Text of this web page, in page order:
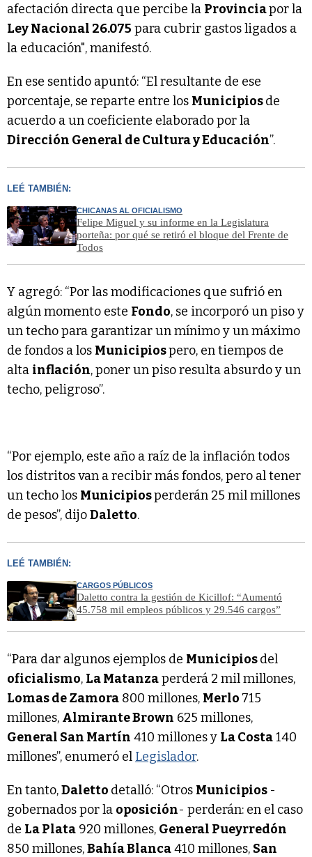
afectación directa que percibe la Provinciapor la
Ley Nacional 26.075 para cubrir gastos ligados a
la educación", manifestó.
En ese sentido apuntó: “El resultante de ese
porcentaje, se reparte entre los Municipiosde
acuerdo a un coeficiente elaborado por la
Dirección General de Cultura y Educación”.
LEÉ TAMBIÉN:
CHICANAS AL OFICIALISMO
Felipe Miguel y su informe en la Legislatura
porteña: por qué se retiró el bloque del Frente de
Todos
Y agregó: “Por las modificaciones que sufrió en
algún momento este Fondo, se incorporó un piso y
un techo para garantizar un mínimo y un máximo
de fondos a los Municipiospero, en tiempos de
alta inflación, poner un piso resulta absurdo y un
techo, peligroso”.
“Por ejemplo, este año a raíz de la inflación todos
los distritos van a recibir más fondos, pero al tener
un techo los Municipiosperderán 25 mil millones
de pesos”, dijoDaletto.
LEÉ TAMBIÉN:
CARGOS PÚBLICOS
Daletto contra la gestión de Kicillof: “Aumentó
45.758 mil empleos públicos y 29.546 cargos”
“Para dar algunos ejemplos de Municipiosdel
oficialismo, La Matanzaperderá 2 mil millones,
Lomas de Zamora 800 millones, Merlo 715
millones, Almirante Brown 625 millones,
General San Martín 410 millones y La Costa140
millones”, enumeró el Legislador.
En tanto,Daletto detalló: “Otros Municipios -
gobernados por la oposición- perderán: en el caso
de La Plata 920 millones, General Pueyrredón
850 millones,Bahía Blanca410 millones, San